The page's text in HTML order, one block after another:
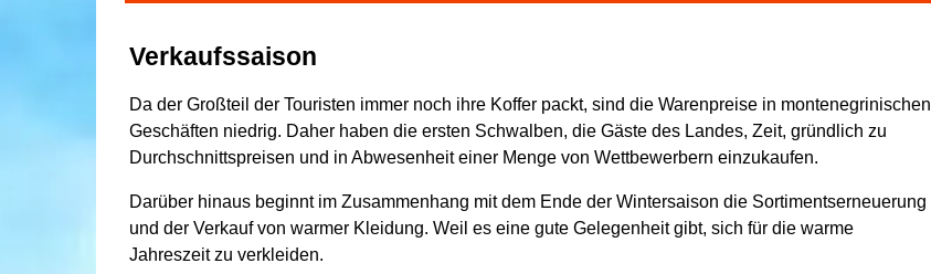
Verkaufssaison
Da der Großteil der Touristen immer noch ihre Koffer packt, sind die Warenpreise in montenegrinischen
Geschäften niedrig. Daher haben die ersten Schwalben, die Gäste des Landes, Zeit, gründlich zu
Durchschnittspreisen und in Abwesenheit einer Menge von Wettbewerbern einzukaufen.
Darüber hinaus beginnt im Zusammenhang mit dem Ende der Wintersaison die Sortimentserneuerung
und der Verkauf von warmer Kleidung. Weil es eine gute Gelegenheit gibt, sich für die warme
Jahreszeit zu verkleiden.